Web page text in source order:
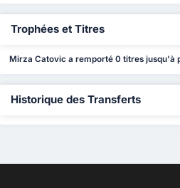
Trophées et Titres
Mirza Catovic a remporté 0 titres jusqu'à
Historique des Transferts